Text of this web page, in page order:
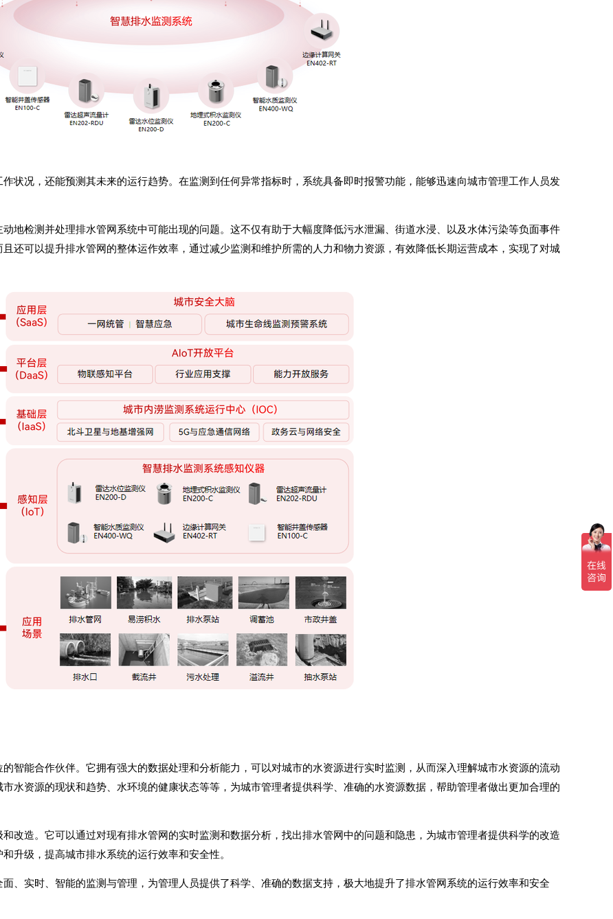
状况，还能预测其未来的运行趋势。在监测到任何异常指标时，系统具备即时报警功能，能够迅速向城市管理工作人员发
地检测并处理排水管网系统中可能出现的问题。这不仅有助于大幅度降低污水泄漏、街道水浸、以及水体污染等负面事件
还可以提升排水管网的整体运作效率，通过减少监测和维护所需的人力和物力资源，有效降低长期运营成本，实现了对城
智能合作伙伴。它拥有强大的数据处理和分析能力，可以对城市的水资源进行实时监测，从而深入理解城市水资源的流动
水资源的现状和趋势、水环境的健康状态等等，为城市管理者提供科学、准确的水资源数据，帮助管理者做出更加合理的
改造。它可以通过对现有排水管网的实时监测和数据分析，找出排水管网中的问题和隐患，为城市管理者提供科学的改造
升级，提高城市排水系统的运行效率和安全性。
、实时、智能的监测与管理，为管理人员提供了科学、准确的数据支持，极大地提升了排水管网系统的运行效率和安全